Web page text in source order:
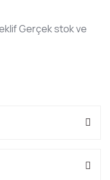
Gerçek stok ve